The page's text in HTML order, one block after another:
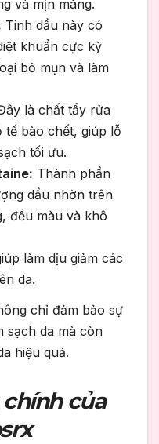
và mịn màng.
Tinh dầu này có
khuẩn cực kỳ
bỏ mụn và làm
là chất tẩy rửa
tế bào chết, giúp lỗ
tối ưu.
Thành phần
dầu nhờn trên
đều màu và khô
làm dịu giảm các
da.
chỉ đảm bảo sự
sạch da mà còn
hiệu quả.
chính của